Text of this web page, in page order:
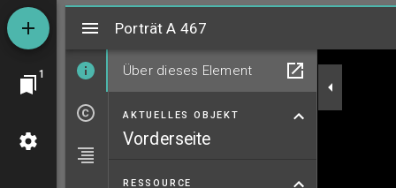
1
Mirador
Porträt A 467
Über dieses Element
AKTUELLES OBJEKT
Vorderseite
RESSOURCE
Porträt A 467